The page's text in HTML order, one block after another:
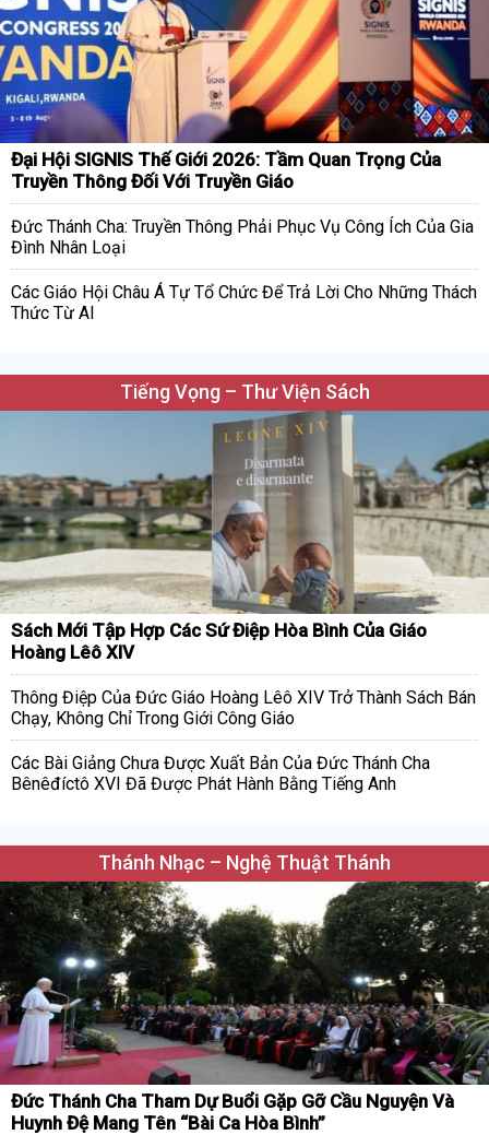
Đại Hội SIGNIS Thế Giới 2026: Tầm Quan Trọng Của
Truyền Thông Đối Với Truyền Giáo
Đức Thánh Cha: Truyền Thông Phải Phục Vụ Công Ích Của Gia
Đình Nhân Loại
Các Giáo Hội Châu Á Tự Tổ Chức Để Trả Lời Cho Những Thách
Thức Từ AI
Tiếng Vọng – Thư Viện Sách
Sách Mới Tập Hợp Các Sứ Điệp Hòa Bình Của Giáo
Hoàng Lêô XIV
Thông Điệp Của Đức Giáo Hoàng Lêô XIV Trở Thành Sách Bán
Chạy, Không Chỉ Trong Giới Công Giáo
Các Bài Giảng Chưa Được Xuất Bản Của Đức Thánh Cha
Bênêđíctô XVI Đã Được Phát Hành Bằng Tiếng Anh
Thánh Nhạc – Nghệ Thuật Thánh
Đức Thánh Cha Tham Dự Buổi Gặp Gỡ Cầu Nguyện Và
Huynh Đệ Mang Tên “Bài Ca Hòa Bình”